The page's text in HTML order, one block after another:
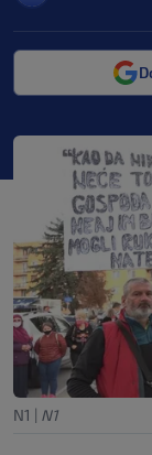
N1 | N1